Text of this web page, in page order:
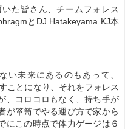
た皆さん、チームフォレス
とDJ Hatakeyama KJ本
い未来にあるのもあって、
ことになり、それをフォレス
、コロコロもなく、持ち手が
が箪笥でやる運び方で家から
にこの時点で体力ゲージは６